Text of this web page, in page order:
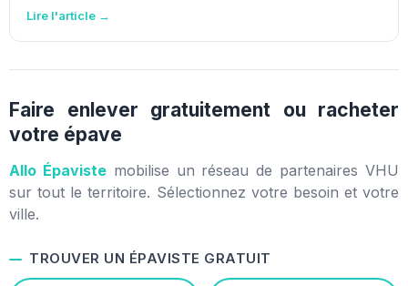
Lire l'article →
Faire enlever gratuitement ou racheter
votre épave
Allo Épavistemobilise un réseau de partenaires VHU
sur tout le territoire. Sélectionnez votre besoin et votre
ville.
TROUVER UN ÉPAVISTE GRATUIT